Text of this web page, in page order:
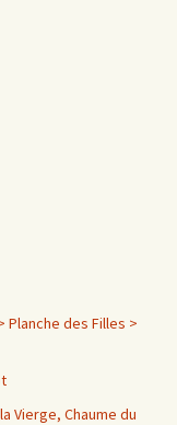
Planche des Filles >
Vierge, Chaume du